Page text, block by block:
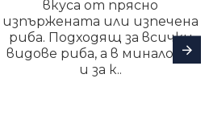
вкуса от прясно
изпържената или изпечена
риба. Подходящ за всички
видове риба, а в миналото
и за к..